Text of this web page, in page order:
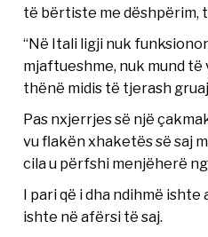
të bërtiste me dëshpërim,
“Në Itali ligji nuk
mjaftueshme, nuk mund të
thënë midis të tjerash
Pas nxjerrjes së një
vu flakën xhaketës së saj
cila u përfshi menjëherë
I pari që i dha ndihmë
ishte në afërsi të saj.